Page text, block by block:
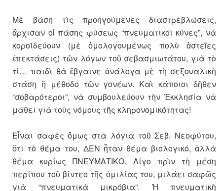
Μὲ βάση τὶς προηγούμενες διαστρεβλώσεις,
ἄρχισαν οἱ πάσης φύσεως “πνευματικοὶ κύνες”, νὰ
κοροϊδεύουν (μὲ ὁμολογουμένως πολὺ ἀστεῖες
ἐπεκτάσεις) τῶν λόγων τοῦ σεβασμιωτάτου, γιὰ τὸ
τί… παιδὶ θὰ ἔβγαινε ἀνάλογα μὲ τὴ σεξουαλικὴ
στάση ἢ μέθοδο τῶν γονέων. Καὶ κάποιοι δῆθεν
“σοβαρότεροι”, νὰ συμβουλεύουν τὴν Ἐκκλησία νὰ
μάθει γιὰ τοὺς νόμους τῆς κληρονομικότητας!
Εἶναι σαφὲς ὅμως στὰ λόγια τοῦ Σεβ. Νεοφύτου,
ὅτι τὸ θέμα του, ΔΕΝ ἦταν θέμα βιολογικό, ἀλλὰ
θέμα κυρίως ΠΝΕΥΜΑΤΙΚΟ. Λίγο πρὶν τὴ μέση
περίπου τοῦ βίντεο τῆς ὁμιλίας του, μιλάει σαφῶς
γιὰ “πνευματικὰ μικρόβια”. Ἡ πνευματικὴ